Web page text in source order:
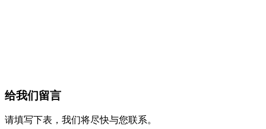
给我们留言
请填写下表，我们将尽快与您联系。